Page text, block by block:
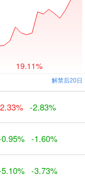
19.11%
2.33% -2.83%
-1.60%
-3.73%